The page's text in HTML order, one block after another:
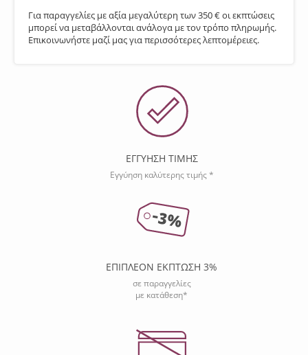
Για παραγγελίες με αξία μεγαλύτερη των 350 € οι εκπτώσεις
μπορεί να μεταβάλλονται ανάλογα με τον τρόπο πληρωμής.
Επικοινωνήστε μαζί μας για περισσότερες λεπτομέρειες.
ΕΓΓΥΗΣΗ ΤΙΜΗΣ
Εγγύηση καλύτερης τιμής *
ΕΠΙΠΛΕΟΝ ΕΚΠΤΩΣΗ 3%
σε παραγγελίες
με κατάθεση*